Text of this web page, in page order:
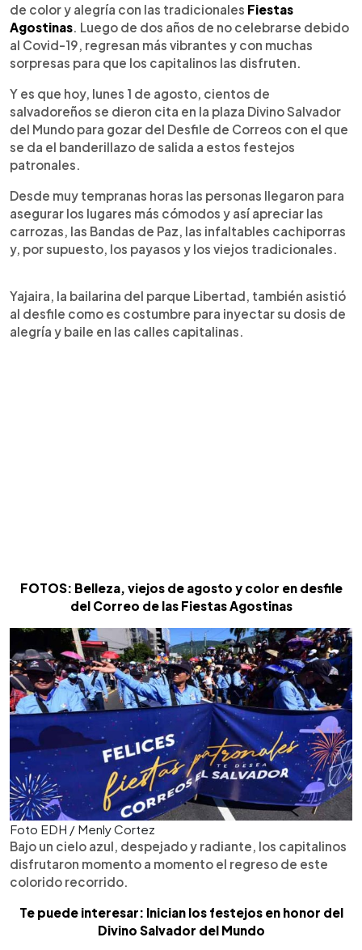
de color y alegría con las tradicionales Fiestas
Agostinas . Luego de dos años de no celebrarse debido
al Covid-19, regresan más vibrantes y con muchas
sorpresas para que los capitalinos las disfruten.
Y es que hoy, lunes 1 de agosto, cientos de
salvadoreños se dieron cita en la plaza Divino Salvador
del Mundo para gozar del Desfile de Correos con el que
se da el banderillazo de salida a estos festejos
patronales.
Desde muy tempranas horas las personas llegaron para
asegurar los lugares más cómodos y así apreciar las
carrozas, las Bandas de Paz, las infaltables cachiporras
y, por supuesto, los payasos y los viejos tradicionales.
Yajaira, la bailarina del parque Libertad, también asistió
al desfile como es costumbre para inyectar su dosis de
alegría y baile en las calles capitalinas.
FOTOS: Belleza, viejos de agosto y color en desfile
del Correo de las Fiestas Agostinas
Foto EDH / Menly Cortez
Bajo un cielo azul, despejado y radiante, los capitalinos
disfrutaron momento a momento el regreso de este
colorido recorrido.
Te puede interesar: Inician los festejos en honor del
Divino Salvador del Mundo